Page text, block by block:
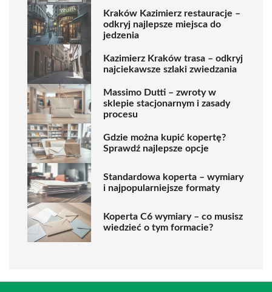
Kraków Kazimierz restauracje –
odkryj najlepsze miejsca do
jedzenia
Kazimierz Kraków trasa – odkryj
najciekawsze szlaki zwiedzania
Massimo Dutti – zwroty w
sklepie stacjonarnym i zasady
procesu
Gdzie można kupić kopertę?
Sprawdź najlepsze opcje
Standardowa koperta – wymiary
i najpopularniejsze formaty
Koperta C6 wymiary – co musisz
wiedzieć o tym formacie?